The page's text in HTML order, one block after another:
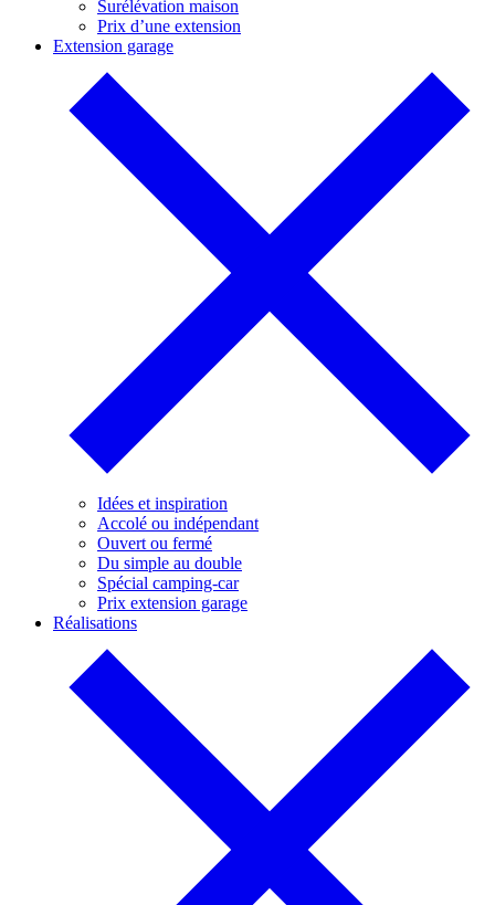
Surélévation maison
Prix d’une extension
Extension garage
Idées et inspiration
Accolé ou indépendant
Ouvert ou fermé
Du simple au double
Spécial camping-car
Prix extension garage
Réalisations